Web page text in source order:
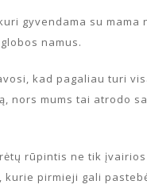
gyvendama su
namus.
kad pagaliau turi
nors mums tai atrodo
rūpintis ne tik
kurie pirmieji gali